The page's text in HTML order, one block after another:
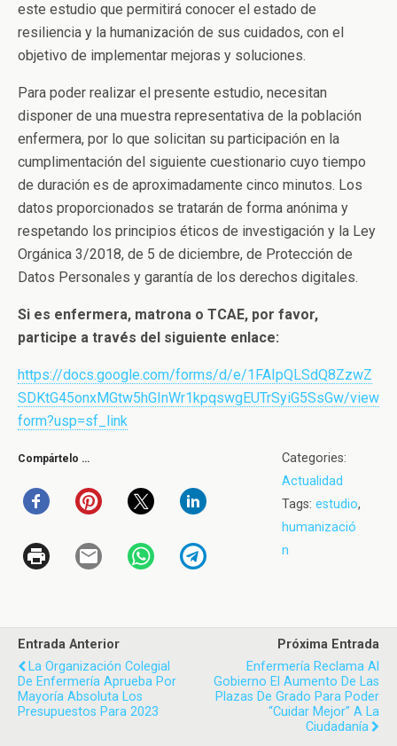
este estudio que permitirá conocer el estado de
resiliencia y la humanización de sus cuidados, con el
objetivo de implementar mejoras y soluciones.
Para poder realizar el presente estudio, necesitan
disponer de una muestra representativa de la población
enfermera, por lo que solicitan su participación en la
cumplimentación del siguiente cuestionario cuyo tiempo
de duración es de aproximadamente cinco minutos. Los
datos proporcionados se tratarán de forma anónima y
respetando los principios éticos de investigación y la Ley
Orgánica 3/2018, de 5 de diciembre, de Protección de
Datos Personales y garantía de los derechos digitales.
Si es enfermera, matrona o TCAE, por favor,
participe a través del siguiente enlace:
https://docs.google.com/forms/d/e/1FAIpQLSdQ8ZzwZ
SDKtG45onxMGtw5hGInWr1kpqswgEUTrSyiG5SsGw/view
form?usp=sf_link
Compártelo …
Categories:
Actualidad
Tags: estudio,
humanizació
n
Entrada Anterior
La Organización Colegial
De Enfermería Aprueba Por
Mayoría Absoluta Los
Presupuestos Para 2023
Próxima Entrada
Enfermería Reclama Al
Gobierno El Aumento De Las
Plazas De Grado Para Poder
“cuidar Mejor” A La
Ciudadanía